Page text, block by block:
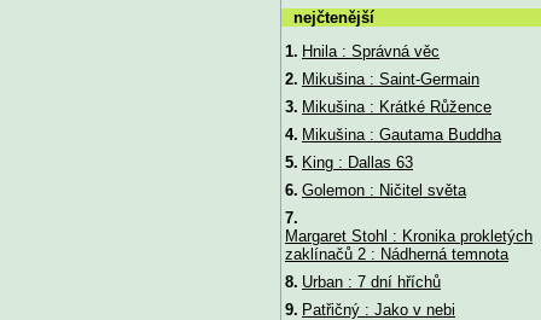
nejčtenější
1. Hnila : Správná věc
2. Mikušina : Saint-Germain
3. Mikušina : Krátké Růžence
4. Mikušina : Gautama Buddha
5. King : Dallas 63
6. Golemon : Ničitel světa
7.
Margaret Stohl : Kronika prokletých
zaklínačů 2 : Nádherná temnota
8. Urban : 7 dní hříchů
9. Patřičný : Jako v nebi